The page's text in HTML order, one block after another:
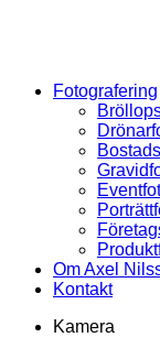
Fotografering
Om Axel
Kontakt
Kamera